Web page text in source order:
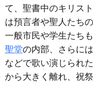
て、聖書中のキリス
は預言者や聖人たちの
一般市民や学生たち
聖堂の内部、さらに
などで歌い演じられ
から大きく離れ、祝